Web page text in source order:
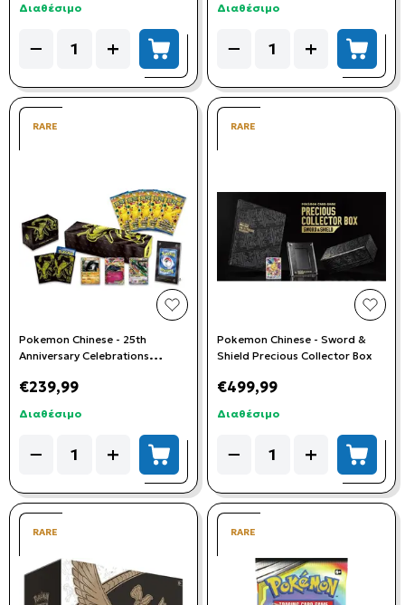
Διαθέσιμο
−
Quantity + add to cart
Διαθέσιμο
−
Quantity + add
RARE
add to wishlist
Pokemon Chinese - 25th
Anniversary Celebrations
Collection Box
€239,99
Διαθέσιμο
−
Quantity + add to cart
RARE
add
Pokemon Chinese - Sword &
Shield Precious Collector Box
€499,99
Διαθέσιμο
−
Quantity + add
RARE RARE